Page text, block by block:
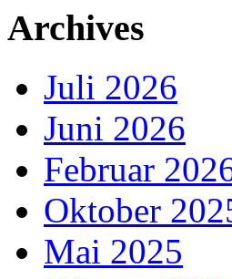
Archives
Juli 2026
Juni 2026
Februar
Oktober
Mai 2025